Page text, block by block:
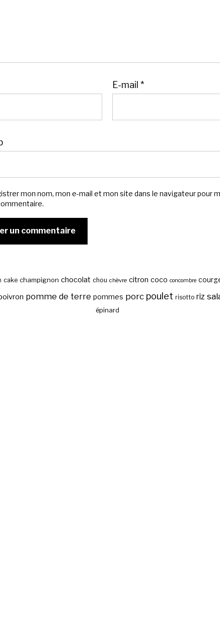
E-mail *
mon nom, mon e-mail et mon site dans le navigateur pour
cake champignon chocolat chou chèvre citron coco concombre
pomme de terre pommes porc poulet risotto riz
épinard